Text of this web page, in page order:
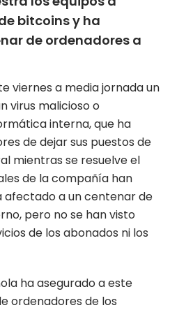
bitcoins y ha
de ordenadores a
viernes a media jornada un
virus malicioso o
interna, que ha
de dejar sus puestos de
mientras se resuelve el
de la compañía han
afectado a un centenar de
pero no se han visto
de los abonados ni los
ha asegurado a este
ordenadores de los